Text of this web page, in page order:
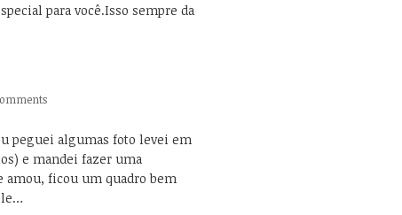
para você.Isso sempre da
peguei algumas foto levei em
e mandei fazer uma
ficou um quadro bem